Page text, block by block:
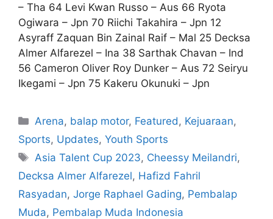
– Tha 64 Levi Kwan Russo – Aus 66 Ryota
Ogiwara – Jpn 70 Riichi Takahira – Jpn 12
Asyraff Zaquan Bin Zainal Raif – Mal 25 Decksa
Almer Alfarezel – Ina 38 Sarthak Chavan – Ind
56 Cameron Oliver Roy Dunker – Aus 72 Seiryu
Ikegami – Jpn 75 Kakeru Okunuki – Jpn
Arena, balap motor, Featured , Kejuaraan,
Sports, Updates, Youth Sports
Asia Talent Cup 2023, Cheessy Meilandri,
Decksa Almer Alfarezel, Hafizd Fahril
Rasyadan, Jorge Raphael Gading, Pembalap
Muda, Pembalap Muda Indonesia